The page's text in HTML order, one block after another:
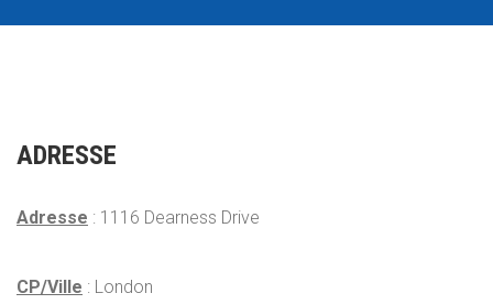
ADRESSE
Adresse : 1116 Dearness Drive
CP/Ville : London